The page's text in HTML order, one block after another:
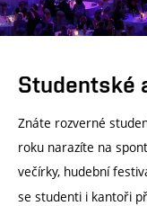
Studentské
Znáte rozverné
roku narazíte na
večírky, hudební
se studenti i kantoři